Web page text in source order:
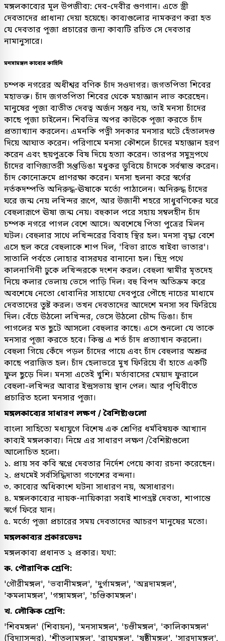
মঙ্গলকাব্যের মূল উপজীব্য: দেব-দেবীর গুণগান। এতে স্ত্রী
দেবতাদের প্রাধান্য দেয়া হয়েছে। কাব্যগুলোর নামকরণ করা হত
যে দেবতার পূজা প্রচারের জন্য কাব্যটি রচিত সে দেবতার
নামানুসারে।
মনসামঙ্গল কাব্যের কাহিনি
চম্পক নগরের অধীশ্বর বণিক চাঁদ সওদাগর। জগতপিতা শিবের
মহাভক্ত। চাঁদ জগতপিতা শিবের থেকে মহাজ্ঞান লাভ করেছেন।
মানুষের পূজা ব্যতীত দেবত্ব অর্জন সম্ভব নয়, তাই মনসা চাঁদের
কাছে পূজা চাইলেন। শিবভিন্ন অপর কাউকে পূজা করতে চাঁদ
প্রত্যাখ্যান করলেন। এমনকি পত্নী সনকার মনসার ঘটে হেঁতালদণ্ড
দিয়ে আঘাত করেন। পরিণামে মনসা কৌশলে চাঁদের মহাজ্ঞান হরণ
করেন এবং ছয়পুত্রকে বিষ দিয়ে হত্যা করেন। তারপর সমুদ্রপথে
চাঁদের বাণিজ্যতরী সপ্তডিঙা মধুকর ডুবিয়ে চাঁদকে সর্বস্বান্ত করেন।
চাঁদ কোনোক্রমে প্রাণরক্ষা করেন। মনসা ছলনা করে স্বর্গের
নর্তকদম্পতি অনিরুদ্ধ-ঊষাকে মর্ত্যে পাঠালেন। অনিরুদ্ধ চাঁদের
ঘরে জন্ম নেয় লখিন্দর রূপে, আর উজানী শহরে সাধুবণিকের ঘরে
বেহুলারূপে ঊষা জন্ম নেয়। বহুকাল পরে সহায় সম্বলহীন চাঁদ
চম্পক নগরে পাগল বেশে আসে। অবশেষে পিতা পুত্রের মিলন
ঘটল। বেহুলার সাথে লখিন্দরের বিবাহ স্থির হল। মনসা বৃদ্ধা বেশে
এসে ছল করে বেহুলাকে শাপ দিল, 'বিভা রাতে খাইবা ভাতার'।
সাতালি পর্বতে লোহার বাসরঘর বানানো হল। ছিদ্র পথে
কালনাগিনী ঢুকে লখিন্দরকে দংশন করল। বেহুলা স্বামীর মৃতদেহ
নিয়ে কলার ভেলায় ভেসে পাড়ি দিল। বহু বিপদ অতিক্রম করে
অবশেষে নেতো ধোবানির সাহায্যে দেবপুরে পৌছে নাচের মাধ্যমে
দেবতাদের তুষ্ট করল। তখন দেবতাদের আদেশে মনসা সব ফিরিয়ে
দিল। বেঁচে উঠলো লখিন্দর, ভেসে উঠলো চৌদ্দ ডিঙা। চাঁদ
পাগলের মত ছুটে আসলো বেহুলার কাছে। এসে শুনলো যে তাকে
মনসার পূজা করতে হবে। কিন্তু এ শর্ত চাঁদ প্রত্যাখান করলো।
বেহুলা গিয়ে কেঁদে পড়ল চাঁদের পায়ে এবং চাঁদ বেহুলার অশ্রুর
কাছে পরাজিত হল। চাঁদ হেলাভরে মুখ ফিরিয়ে বাঁ হাতে একটি
ফুল ছুড়ে দিল। মনসা এতেই খুশি। মর্ত্যবাসের মেয়াদ ফুরালে
বেহুলা-লখিন্দর আবার ইন্দ্রসভায় স্থান পেল। আর পৃথিবীতে
প্রচারিত হলো মনসার পূজা।
মঙ্গলকাব্যের সাধারণ লক্ষণ / বৈশিষ্ট্যগুলো
বাংলা সাহিত্যে মধ্যযুগে বিশেষ এক শ্রেণির ধর্মবিষয়ক আখ্যান
কাব্যই মঙ্গলকাব্য। নিম্নে এর সাধারণ লক্ষণ /বৈশিষ্ট্যগুলো
আলোচিত হলো।
১. প্রায় সব কবি স্বপ্নে দেবতার নির্দেশ পেয়ে কাব্য রচনা করেছেন।
২. প্রথমেই সর্বসিদ্ধিদাতা গণেশের বন্দনা।
৩. কাব্যের অধিকাংশ ঘটনা সাধারণ নয়, অসাধারণ।
৪. মঙ্গলকাব্যের নায়ক-নায়িকারা সবাই শাপভ্রষ্ট দেবতা, শাপান্তে
স্বর্গে ফিরে যান।
৫. মর্ত্যে পূজা প্রচারের সময় দেবতাদের আচরণ মানুষের মতো।
মঙ্গলকাব্যর প্রকারভেদঃ
মঙ্গলকাব্য প্রধানত ২ প্রকার। যথা:
ক. পৌরাণিক শ্রেণি:
'গৌরীমঙ্গল', 'ভবানীমঙ্গল', 'দুর্গামঙ্গল', 'অন্নদামঙ্গল',
'কমলামঙ্গল', 'গঙ্গামঙ্গল', 'চণ্ডিকামঙ্গল'।
খ. লৌকিক শ্রেণি:
'শিবমঙ্গল' (শিবায়ন), 'মনসামঙ্গল', 'চণ্ডীমঙ্গল', 'কালিকামঙ্গল'
(বিদ্যাসুন্দর), 'শীতলামঙ্গল', 'রায়মঙ্গল', 'ষষ্ঠীমঙ্গল', 'সারদামঙ্গল',